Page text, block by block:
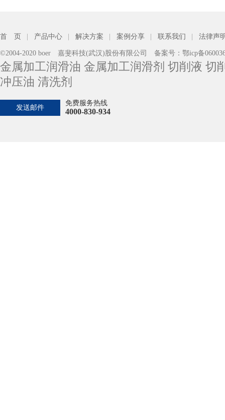
首 页 产品中心 解决方案 案例分享 联系我们 法律声
©2004-2020 boer 嘉斐科技(武汉)股份有限公司 备案号： 鄂icp备
金属加工润滑油 金属加工润滑剂 切削液 切
冲压油 清洗剂
发送邮件
免费服务热线
4000-830-934